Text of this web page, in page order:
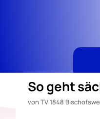
So geht
von TV 1848